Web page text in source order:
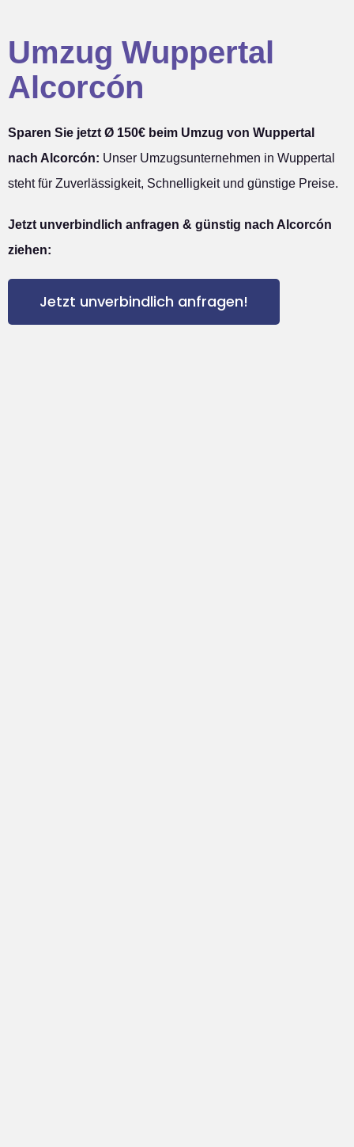
Umzug Wuppertal
Alcorcón
Sparen Sie jetzt Ø 150€ beim Umzug von Wuppertal
nach Alcorcón: Unser Umzugsunternehmen in Wuppertal
steht für Zuverlässigkeit, Schnelligkeit und günstige Preise.
Jetzt unverbindlich anfragen & günstig nach Alcorcón
ziehen:
Jetzt unverbindlich anfragen!